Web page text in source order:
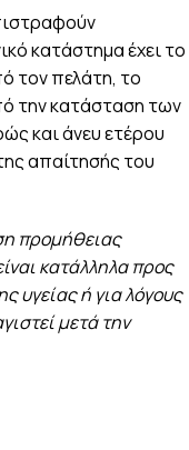
κατάστημα έχει το
τον πελάτη, το
την κατάσταση των
και άνευ ετέρου
απαίτησής του
προμήθειας
κατάλληλα προς
υγείας ή για λόγους
μετά την